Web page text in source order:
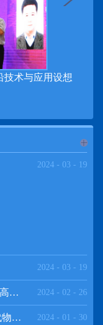
技术与应用设想
2024 - 03 - 19
2024 - 03 - 19
物流“大动脉” 网络“氢”先行 7个氢能高速场景落地京津冀 2024 - 02 - 26
货畅其流，一城繁华——看烟台现代物流发展 2024 - 01 - 30
频道
>>